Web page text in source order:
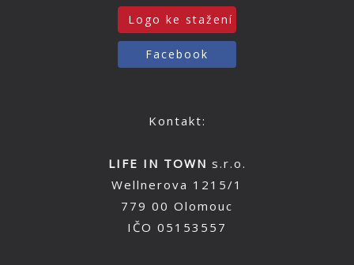
Logo ke stažení
Facebook
Kontakt:
LIFE IN TOWN s.r.o.
Wellnerova 1215/1
779 00 Olomouc
IČO 05153557